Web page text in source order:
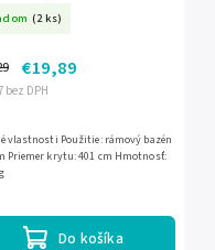
(2 ks)
bez DPH
€19,89
Do košíka
Použitie: rámový bazén
Priemer krytu: 401 cm Hmotnosť: